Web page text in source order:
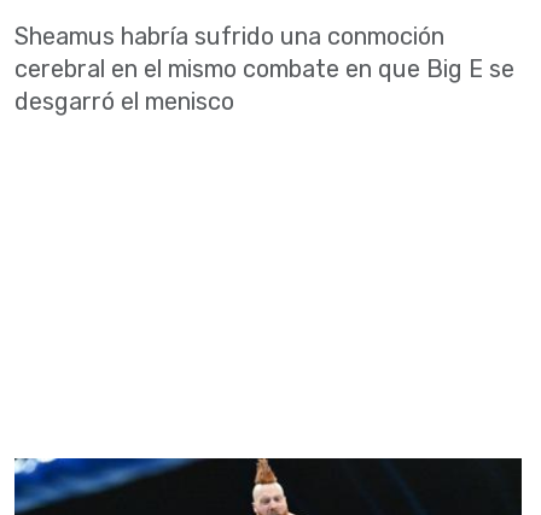
Sheamus habría sufrido una conmoción
cerebral en el mismo combate en que Big E se
desgarró el menisco